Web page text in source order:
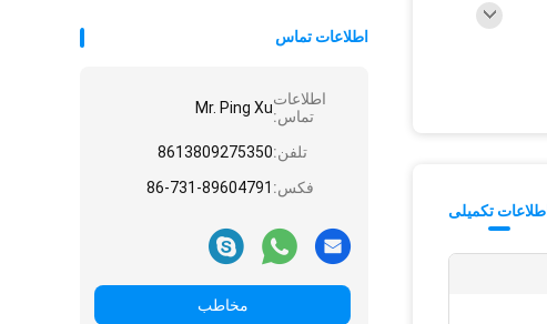
اطلاعات تماس
اطلاعات
تماس:Mr. Ping Xu
تلفن:8613809275350
فکس: 86-731-89604791
مخاطب
اطلاعات تکمیلی